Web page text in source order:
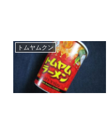
トムヤムクン